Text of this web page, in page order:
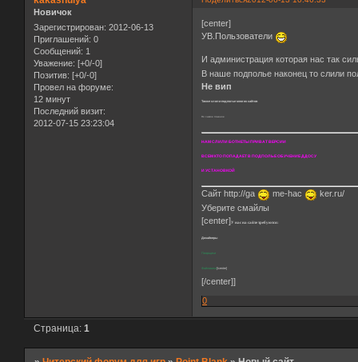
Новичок
Зарегистрирован: 2012-06-13
Приглашений: 0
Сообщений: 1
Уважение: [+0/-0]
Позитив: [+0/-0]
Провел на форуме:
12 минут
Последний визит:
2012-07-15 23:23:04
[center]
УВ.Пользователи
И администрация которая нас так
В наше подполье наконец то слили
Не вип
Также слили подполье многих сайтов
Но самое главное
НАМ СЛИЛИ БОТНЕТЫ ПРИВАТ ВЕРСИИ
ВСЕМ КТО ПОПАДАЕТ В ПОДПОЛЬЕ ОБУЧЕНИЕ ДДОСУ
И УСТАНОВКОЙ
Сайт http://ga me-hac
ker.ru/
Уберите смайлы
[center]У нас на сайте требуются:
Дизайнеры
Пиарщики
Файловики[/center]
[/center]]
0
Страница:1